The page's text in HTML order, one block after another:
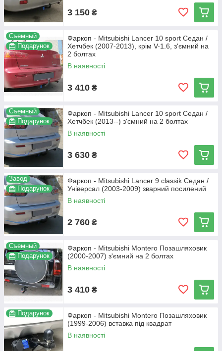
3 150 ₴
Съемный
Подарунок
Фаркоп - Mitsubishi Lancer 10 sport Седан /
Хетчбек (2007-2013), крім V-1.6, з'ємний на
2 болтах
В наявності
3 410 ₴
Съемный
Подарунок
Фаркоп - Mitsubishi Lancer 10 sport Седан /
Хетчбек (2013--) з'ємний на 2 болтах
В наявності
3 630 ₴
Завод
Подарунок
Фаркоп - Mitsubishi Lancer 9 classik Седан /
Універсал (2003-2009) зварний посилений
В наявності
2 760 ₴
Съемный
Подарунок
Фаркоп - Mitsubishi Montero Позашляховик
(2000-2007) з'ємний на 2 болтах
В наявності
3 410 ₴
Подарунок
Фаркоп - Mitsubishi Montero Позашляховик
(1999-2006) вставка під квадрат
В наявності